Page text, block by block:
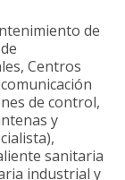
de
Centros
de control,
y
sanitaria
industrial y